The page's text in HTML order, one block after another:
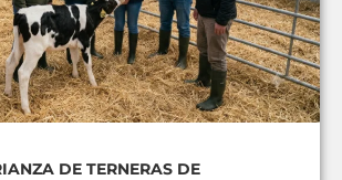
DE TERNERAS DE